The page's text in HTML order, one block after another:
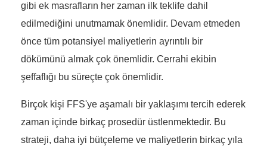
gibi ek masrafların her zaman ilk teklife dahil
edilmediğini unutmamak önemlidir. Devam etmeden
önce tüm potansiyel maliyetlerin ayrıntılı bir
dökümünü almak çok önemlidir. Cerrahi ekibin
şeffaflığı bu süreçte çok önemlidir.
Birçok kişi FFS'ye aşamalı bir yaklaşımı tercih ederek
zaman içinde birkaç prosedür üstlenmektedir. Bu
strateji, daha iyi bütçeleme ve maliyetlerin birkaç yıla